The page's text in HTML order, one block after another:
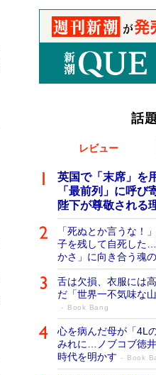
話
レビュー
英国で「末席」を
「最前列」に呼
陛下が尊敬される
「死ぬとか言うな！
子を残して自死した
かさ」に向き合う魂
舌は欠損、衣服には
だ「世界一不気味な
Book Bang
心を病んだ母が「4L
みれに…ノブコブ徳
時代を明かす
Book